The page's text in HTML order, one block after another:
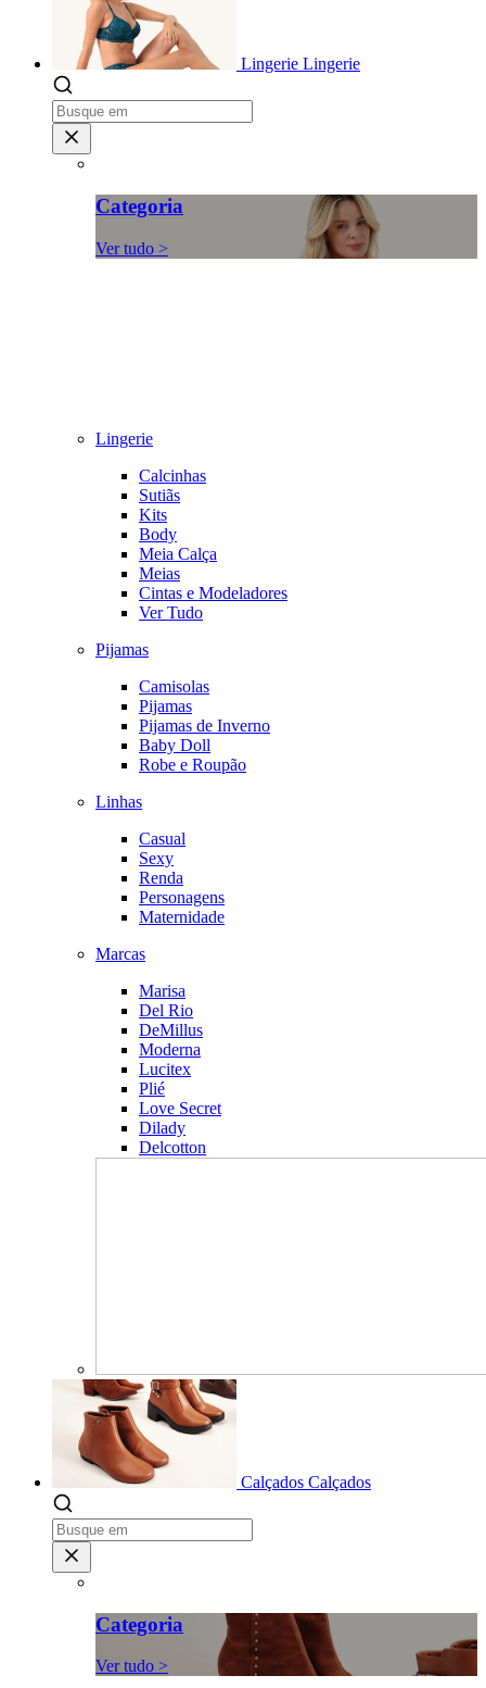
Lingerie Lingerie
Categoria
Ver tudo >
Lingerie
Calcinhas
Sutiãs
Kits
Body
Meia Calça
Meias
Cintas e Modeladores
Ver Tudo
Pijamas
Camisolas
Pijamas
Pijamas de Inverno
Baby Doll
Robe e Roupão
Linhas
Casual
Sexy
Renda
Personagens
Maternidade
Marcas
Marisa
Del Rio
DeMillus
Moderna
Lucitex
Plié
Love Secret
Dilady
Delcotton
Calçados Calçados
Categoria
Ver tudo >